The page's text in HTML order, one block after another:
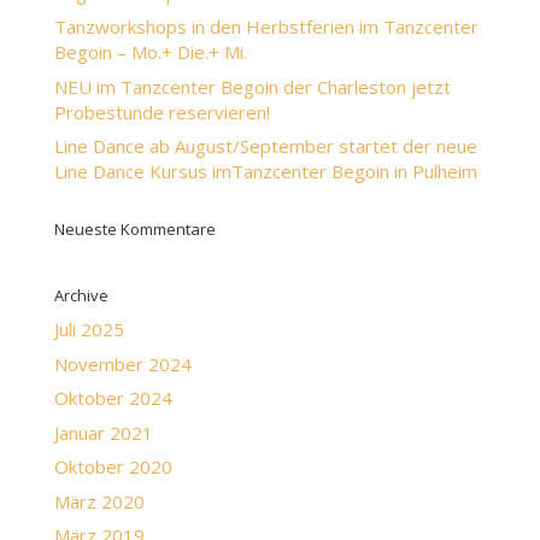
Tanzworkshops in den Herbstferien im Tanzcenter
Begoin – Mo.+ Die.+ Mi.
NEU im Tanzcenter Begoin der Charleston jetzt
Probestunde reservieren!
Line Dance ab August/September startet der neue
Line Dance Kursus imTanzcenter Begoin in Pulheim
Neueste Kommentare
Archive
Juli 2025
November 2024
Oktober 2024
Januar 2021
Oktober 2020
März 2020
März 2019